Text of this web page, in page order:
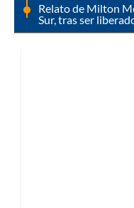
Relato de Milton
Sur, tras ser